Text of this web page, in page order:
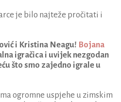
je bilo najteže pročitati i
i Kristina Neagu! Bojana
igračica i uvijek nezgodan
što smo zajedno igrale u
ogromne uspjehe u zimskim